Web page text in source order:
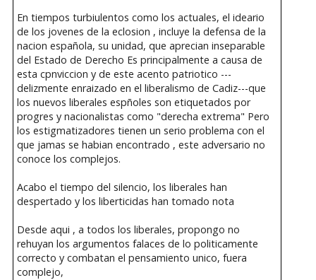
En tiempos turbiulentos como los actuales, el ideario
de los jovenes de la eclosion , incluye la defensa de la
nacion española, su unidad, que aprecian inseparable
del Estado de Derecho Es principalmente a causa de
esta cpnviccion y de este acento patriotico ---
delizmente enraizado en el liberalismo de Cadiz---que
los nuevos liberales espñoles son etiquetados por
progres y nacionalistas como "derecha extrema" Pero
los estigmatizadores tienen un serio problema con el
que jamas se habian encontrado , este adversario no
conoce los complejos.
Acabo el tiempo del silencio, los liberales han
despertado y los liberticidas han tomado nota
Desde aqui , a todos los liberales, propongo no
rehuyan los argumentos falaces de lo politicamente
correcto y combatan el pensamiento unico, fuera
complejo,